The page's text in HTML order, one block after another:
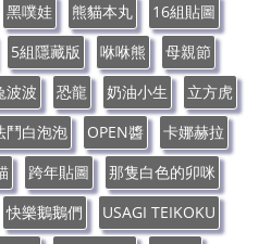
黑噗娃 熊貓本丸
16組貼圖
5組隱藏版 咻咻熊
母親節
波波 恐龍 奶油小生
立方虎
鬥白泡泡 OPEN醬
卡娜赫拉
跨年貼圖
那隻白色的卯咪
快樂鵝鵝們
USAGI TEIKOKU